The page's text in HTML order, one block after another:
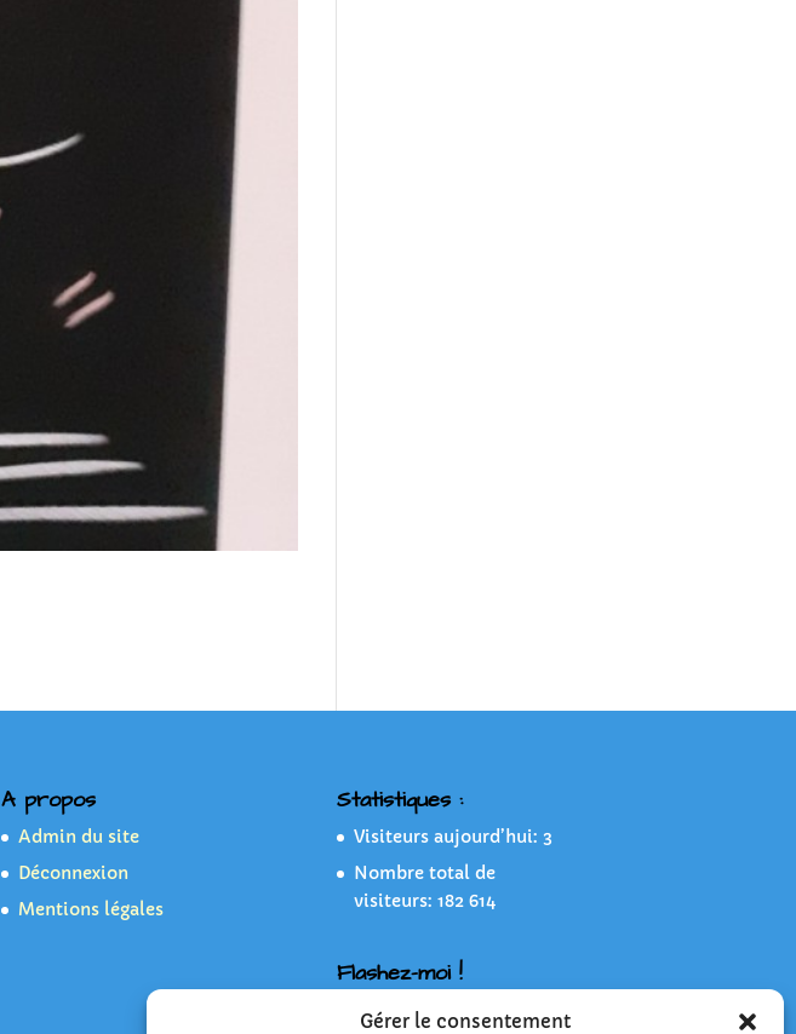
Gérer le consentement
A propos
Admin du site
Déconnexion
Mentions légales
Statistiques :
Visiteurs aujourd’hui: 3
Nombre total de
visiteurs: 182 614
Flashez-moi !